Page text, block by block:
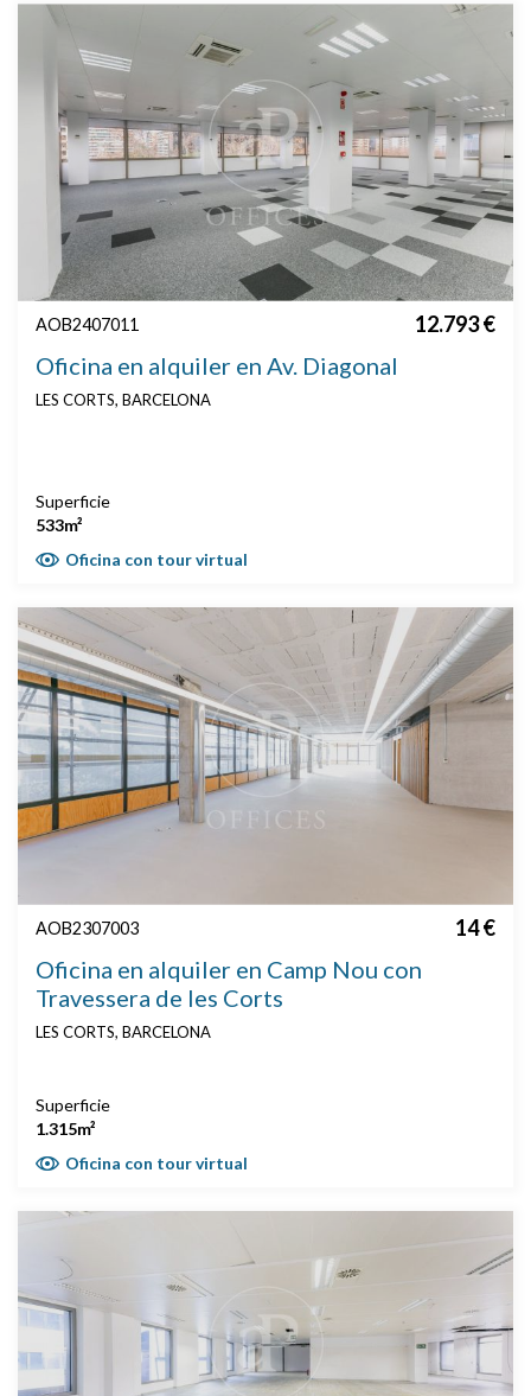
AOB2407011 12.793 €
Oficina en alquiler en Av. Diagonal
LES CORTS, BARCELONA
Superficie
533m²
Oficina con tour virtual
AOB2307003 14 €
Oficina en alquiler en Camp Nou con
Travessera de les Corts
LES CORTS, BARCELONA
Superficie
1.315m²
Oficina con tour virtual